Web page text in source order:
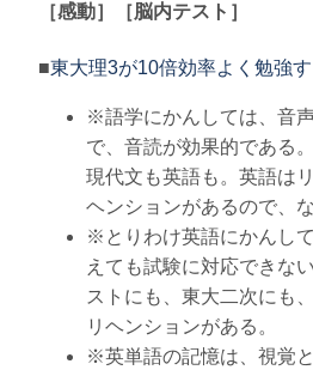
［感動］［脳内テスト］
■東大理3が10倍効率よく勉強
※語学にかんしては、音
で、音読が効果的である
現代文も英語も。英語は
ヘンションがあるので、な
※とりわけ英語にかんし
えても試験に対応できな
ストにも、東大二次にも
リヘンションがある。
※英単語の記憶は、視覚